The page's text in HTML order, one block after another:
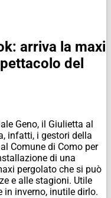
arriva la maxi
del
Geno, il Giulietta al
infatti, i gestori della
Comune di Como per
di una
pergolato che si può
e alle stagioni. Utile
inverno, inutile dirlo.